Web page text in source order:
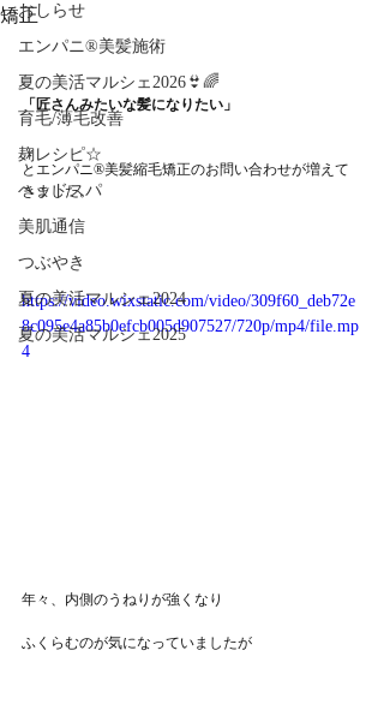
おしらせ
エンパニ®美髪施術
夏の美活マルシェ2026👙🌈
育毛/薄毛改善
麹レシピ☆
ヘッドスパ
美肌通信
つぶやき
夏の美活マルシェ2024
夏の美活マルシェ2025
矯正
「匠さんみたいな髪になりたい」
とエンパニ®美髪縮毛矯正のお問い合わせが増えて
きました。
https://video.wixstatic.com/video/309f60_deb72e
8c095e4a85b0efcb005d907527/720p/mp4/file.mp
4
年々、内側のうねりが強くなり
ふくらむのが気になっていましたが